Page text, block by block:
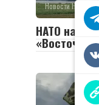
Новости НАТО
НАТО
«Восточный